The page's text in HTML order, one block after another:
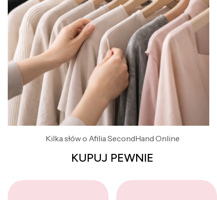
Kilka słów o Afilia SecondHand Online
KUPUJ PEWNIE